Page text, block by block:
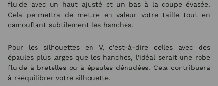
fluide avec un haut ajusté et un bas à la coupe évasée.
Cela permettra de mettre en valeur votre taille tout en
camouflant subtilement les hanches.
Pour les silhouettes en V, c'est-à-dire celles avec des
épaules plus larges que les hanches, l'idéal serait une robe
fluide à bretelles ou à épaules dénudées. Cela contribuera
à rééquilibrer votre silhouette.